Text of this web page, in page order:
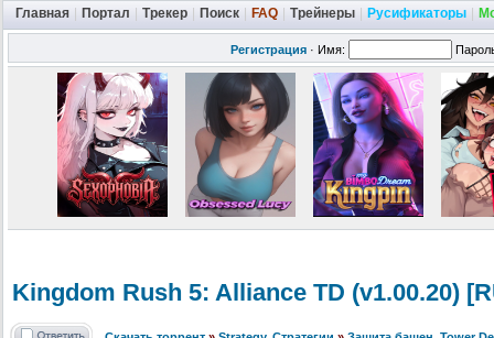
Главная Портал Трекер Поиск FAQ Трейнеры Русификаторы
Регистрация · Имя:
Kingdom Rush 5: Alliance TD (v1.00.20)